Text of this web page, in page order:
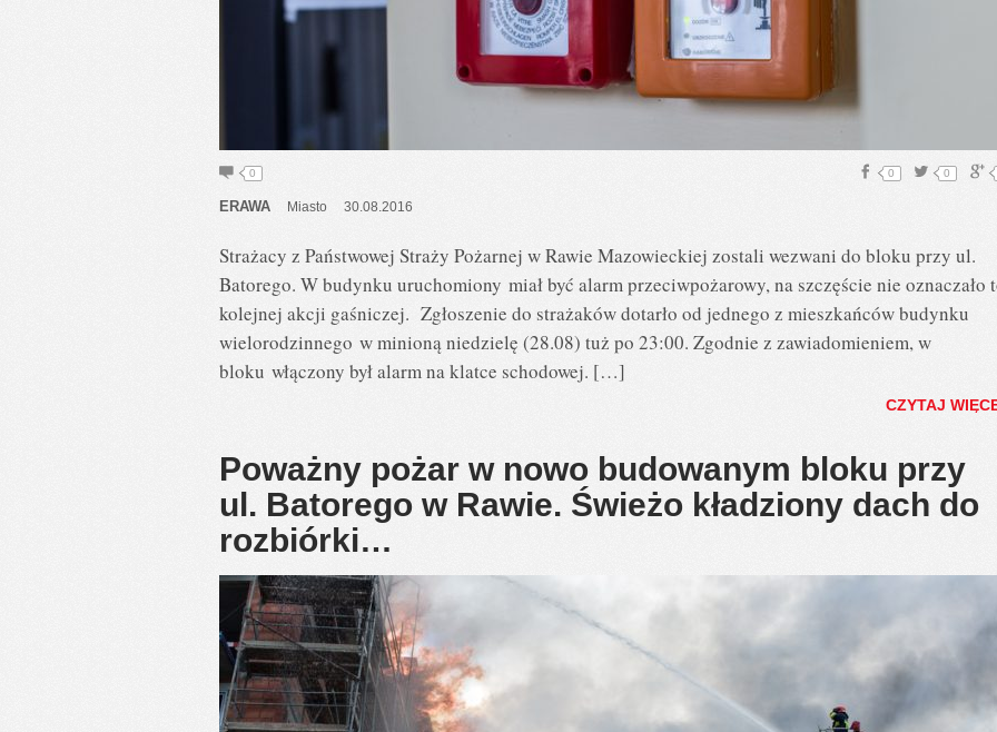
0 0
0
ERAWA Miasto 30.08.2016
Strażacy z Państwowej Straży Pożarnej w Rawie Mazowieckiej zostali wezwani do bloku przy ul.
Batorego. W budynku uruchomiony miał być alarm przeciwpożarowy, na szczęście nie oznaczało
kolejnej akcji gaśniczej. Zgłoszenie do strażaków dotarło od jednego z mieszkańców budynku
wielorodzinnego w minioną niedzielę (28.08) tuż po 23:00. Zgodnie z zawiadomieniem, w
bloku włączony był alarm na klatce schodowej. […]
CZYTAJ
Poważny pożar w nowo budowanym bloku przy
ul. Batorego w Rawie. Świeżo kładziony dach do
rozbiórki…